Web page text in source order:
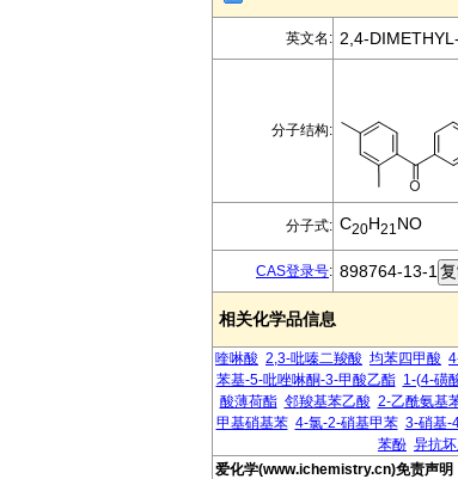
英文名: 2,4-
分子结构:
分子式: C20H21 NO
CAS登录号: 898764-13-1
相关化学品信息
喹啉酸 2,3-吡嗪二羧酸 均苯四甲酸
苯基-5-吡唑啉酮-3-甲酸乙酯 1-(4-磺
酸薄荷酯 邻羧基苯乙酸 2-乙酰氨基
甲基硝基苯 4-氯-2-硝基甲苯 3-硝基-
苯酚 异抗
爱化学(www.ichemistry.cn)免责声明